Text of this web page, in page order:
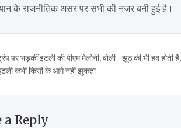
के राजनीतिक असर पर सभी की नजर बनी हुई है।
पर भड़कीं इटली की पीएम मेलोनी, बोलीं- झूठ की भी हद होती है,
कभी किसी के आगे नहीं झुकता
a Reply